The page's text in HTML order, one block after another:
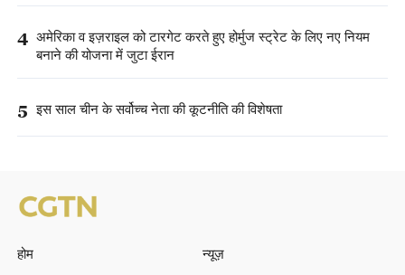
4
अमेरिका व इज़राइल को टारगेट करते हुए होर्मुज स्ट्रेट के लिए नए नियम
बनाने की योजना में जुटा ईरान
5 इस साल चीन के सर्वोच्च नेता की कूटनीति की विशेषता
होम
न्यूज़